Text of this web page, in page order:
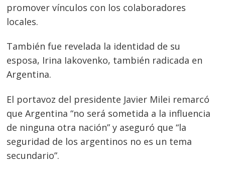
promover vínculos con los colaboradores
locales.
También fue revelada la identidad de su
esposa, Irina Iakovenko, también radicada en
Argentina.
El portavoz del presidente Javier Milei remarcó
que Argentina “no será sometida a la influencia
de ninguna otra nación” y aseguró que “la
seguridad de los argentinos no es un tema
secundario”.